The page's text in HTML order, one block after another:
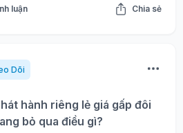
luận Chia sẻ
Dõi
hành riêng lẻ giá gấp đôi
bỏ qua điều gì?